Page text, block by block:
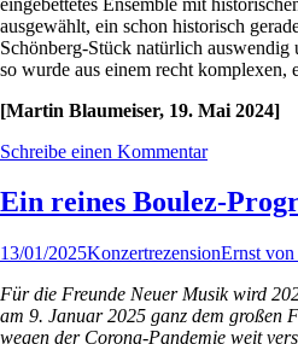
ausgewählt, ein schon historisch
Schönberg-Stück natürlich
so wurde aus einem recht komplexen,
[Martin Blaumeiser, 19. Mai 2024]
Schreibe einen Kommentar
Ein reines Boulez-
13/01/2025KonzertrezensionErnst
Für die Freunde Neuer Musik wird
am 9. Januar 2025 ganz dem großen
wegen der Corona-Pandemie weit